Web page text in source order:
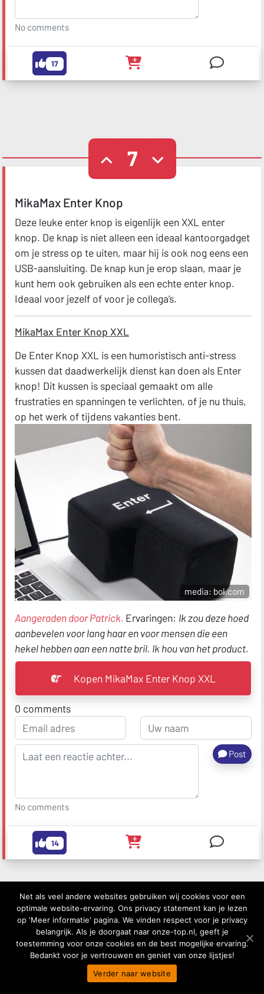
No comments
17
7
MikaMax Enter Knop
Deze leuke enter knop is eigenlijk een XXL enter
knop. De knap is niet alleen een ideaal kantoorgadget
om je stress op te uiten, maar hij is ook nog eens een
USB-aansluiting. De knap kun je erop slaan, maar je
kunt hem ook gebruiken als een echte enter knop.
Ideaal voor jezelf of voor je collega’s.
MikaMax Enter Knop XXL
De Enter Knop XXL is een humoristisch anti-stress
kussen dat daadwerkelijk dienst kan doen als Enter
knop! Dit kussen is speciaal gemaakt om alle
frustraties en spanningen te verlichten, of je nu thuis,
op het werk of tijdens vakanties bent.
media: bol.com
Aangeraden door Patrick. Ervaringen: Ik zou deze hoed
aanbevelen voor lang haar en voor mensen die een
hekel hebben aan een natte bril. Ik hou van het product.
Kopen MikaMax Enter Knop XXL
0 comments
Post
No comments
14
8
Hama Opbergbox Stekkerdoos Maxi
Net als veel andere websites gebruiken wij cookies voor een
optimale website-ervaring. Ons privacy statement kan je lezen
op 'Meer informatie' pagina. We vinden respect voor je privacy
belangrijk. Als je doorgaat naar onze-top.nl, geeft je
toestemming voor onze cookies en de best mogelijke ervaring.
Bedankt voor je vertrouwen en geniet van onze lijstjes!
Verder naar website